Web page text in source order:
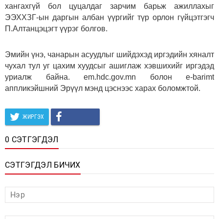
хангахгүй бол цуцалдаг зарчим барьж ажиллахыг
ЭЭХХЗГ-ын даргын албан үүргийг түр орлон гүйцэтгэгч
П.Алтанцэцэгт үүрэг болгов.
Эмийн үнэ, чанарын асуудлыг шийдэхэд иргэдийн хяналт
чухал тул уг цахим хуудсыг ашиглаж хэвшихийг иргэдэд
уриалж байна. em.hdc.gov.mn болон e-barimt
аппликэйшний Эрүүл мэнд цэснээс харах боломжтой.
ЖИРГЭХ
0 СЭТГЭГДЭЛ
СЭТГЭГДЭЛ БИЧИХ